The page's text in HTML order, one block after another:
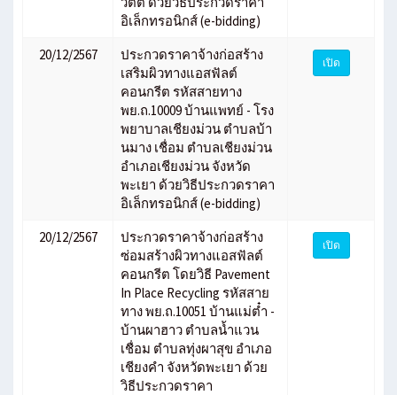
อิเล็กทรอนิกส์ (e-bidding)
20/12/2567
ประกวดราคาจ้างก่อสร้าง
เสริมผิวทางแอสฟัลต์
คอนกรีต รหัสสายทาง
พย.ถ.10009 บ้านแพทย์ - โรง
พยาบาลเชียงม่วน ตำบลบ้า
นมาง เชื่อม ตำบลเชียงม่วน
อำเภอเชียงม่วน จังหวัด
พะเยา ด้วยวิธีประกวดราคา
อิเล็กทรอนิกส์ (e-bidding)
เปิด
20/12/2567
ประกวดราคาจ้างก่อสร้าง
ซ่อมสร้างผิวทางแอสฟัลต์
คอนกรีต โดยวิธี Pavement
In Place Recycling รหัสสาย
ทาง พย.ถ.10051 บ้านแม่ต๋ำ -
บ้านผาฮาว ตำบลน้ำแวน
เชื่อม ตำบลทุ่งผาสุข อำเภอ
เชียงคำ จังหวัดพะเยา ด้วย
วิธีประกวดราคา
เปิด